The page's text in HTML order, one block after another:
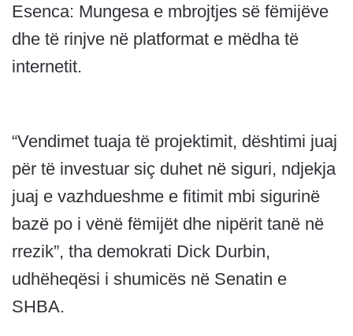
Esenca: Mungesa e mbrojtjes së fëmijëve
dhe të rinjve në platformat e mëdha të
internetit.
“Vendimet tuaja të projektimit, dështimi juaj
për të investuar siç duhet në siguri, ndjekja
juaj e vazhdueshme e fitimit mbi sigurinë
bazë po i vënë fëmijët dhe nipërit tanë në
rrezik”, tha demokrati Dick Durbin,
udhëheqësi i shumicës në Senatin e
SHBA.